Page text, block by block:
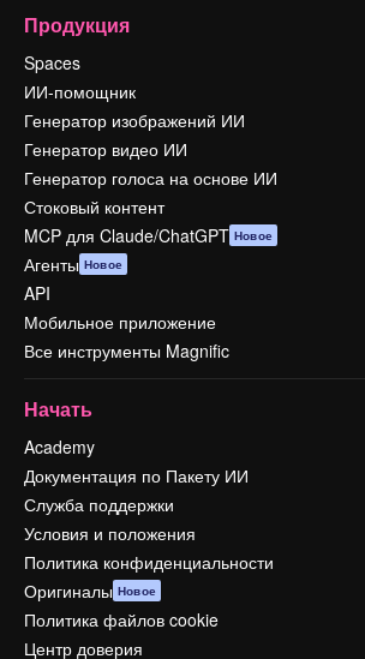
Продукция
Spaces
ИИ-помощник
Генератор изображений ИИ
Генератор видео ИИ
Генератор голоса на основе ИИ
Стоковый контент
MCP для Claude/ChatGPT Новое
Агенты Новое
API
Мобильное приложение
Все инструменты Magnific
Начать
Academy
Документация по Пакету ИИ
Служба поддержки
Условия и положения
Политика конфиденциальности
Оригиналы Новое
Политика файлов cookie
Центр доверия